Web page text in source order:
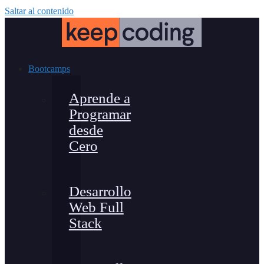
Saltar al contenido
Bootcamps
Aprende a
Programar
desde
Cero
Desarrollo
Web Full
Stack